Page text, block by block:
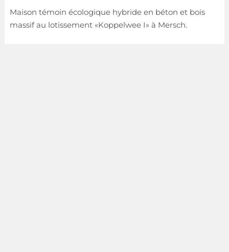
Maison témoin écologique hybride en béton et bois
massif au lotissement «Koppelwee I» à Mersch.